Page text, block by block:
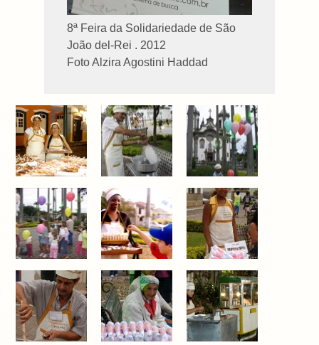
8ª Feira da Solidariedade de São
João del-Rei . 2012
Foto Alzira Agostini Haddad